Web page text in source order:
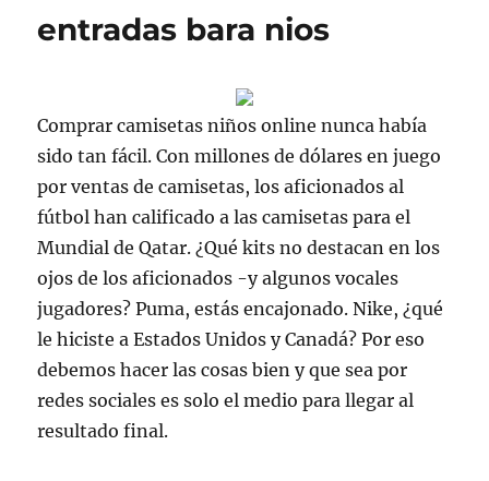
entradas bara nios
Comprar camisetas niños online nunca había
sido tan fácil. Con millones de dólares en juego
por ventas de camisetas, los aficionados al
fútbol han calificado a las camisetas para el
Mundial de Qatar. ¿Qué kits no destacan en los
ojos de los aficionados -y algunos vocales
jugadores? Puma, estás encajonado. Nike, ¿qué
le hiciste a Estados Unidos y Canadá? Por eso
debemos hacer las cosas bien y que sea por
redes sociales es solo el medio para llegar al
resultado final.